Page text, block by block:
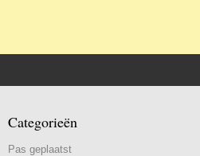
Categorieën
Pas geplaatst